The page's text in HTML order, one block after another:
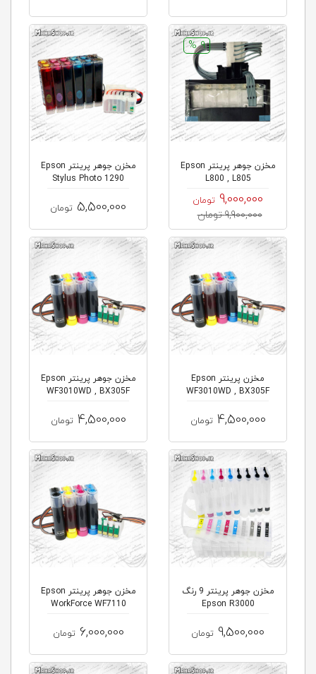
9 %
مخزن جوهر پرینتر Epson
L800 , L805
9,000,000 تومان
9,900,000 تومان
مخزن جوهر پرینتر Epson
Stylus Photo 1290
5,500,000 تومان
مخزن پرینتر Epson
WF3010WD , BX305F
4,500,000 تومان
مخزن جوهر پرینتر Epson
WF3010WD , BX305F
4,500,000 تومان
مخزن جوهر پرینتر 9 رنگ
Epson R3000
9,500,000 تومان
مخزن جوهر پرینتر Epson
WorkForce WF7110
6,000,000 تومان